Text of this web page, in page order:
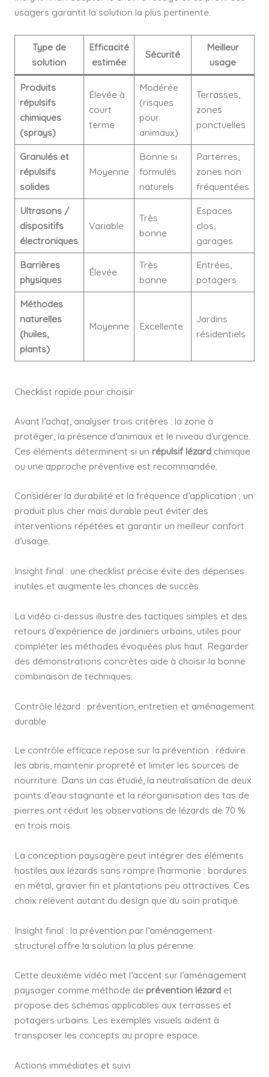
usagers garantit la solution la plus pertinente.
Type de
solution
Efficacité
estimée
Sécurité
Meilleur
usage
Produits
répulsifs
chimiques
(sprays)
Élevée à
court
terme
Modérée
(risques
pour
animaux)
Terrasses,
zones
ponctuelles
Granulés et
répulsifs
solides
Moyenne
Bonne si
formulés
naturels
Parterres,
zones non
fréquentées
Ultrasons /
dispositifs
électroniques
Variable
Très
bonne
Espaces
clos,
garages
Barrières
physiques
Élevée
Très
bonne
Entrées,
potagers
Méthodes
naturelles
(huiles,
plants)
Moyenne Excellente
Jardins
résidentiels
Checklist rapide pour choisir
Avant l’achat, analyser trois critères : la zone à
protéger, la présence d’animaux et le niveau d’urgence.
Ces éléments déterminent si un répulsif lézardchimique
ou une approche préventive est recommandée.
Considérer la durabilité et la fréquence d’application ; un
produit plus cher mais durable peut éviter des
interventions répétées et garantir un meilleur confort
d’usage.
Insight final : une checklist précise évite des dépenses
inutiles et augmente les chances de succès.
La vidéo ci-dessus illustre des tactiques simples et des
retours d’expérience de jardiniers urbains, utiles pour
compléter les méthodes évoquées plus haut. Regarder
des démonstrations concrètes aide à choisir la bonne
combinaison de techniques.
Contrôle lézard : prévention, entretien et aménagement
durable
Le contrôle efficace repose sur la prévention : réduire
les abris, maintenir propreté et limiter les sources de
nourriture. Dans un cas étudié, la neutralisation de deux
points d’eau stagnante et la réorganisation des tas de
pierres ont réduit les observations de lézards de 70 %
en trois mois.
La conception paysagère peut intégrer des éléments
hostiles aux lézards sans rompre l’harmonie : bordures
en métal, gravier fin et plantations peu attractives. Ces
choix relèvent autant du design que du soin pratique.
Insight final : la prévention par l’aménagement
structurel offre la solution la plus pérenne.
Cette deuxième vidéo met l’accent sur l’aménagement
paysager comme méthode de prévention lézardet
propose des schémas applicables aux terrasses et
potagers urbains. Les exemples visuels aident à
transposer les concepts au propre espace.
Actions immédiates et suivi